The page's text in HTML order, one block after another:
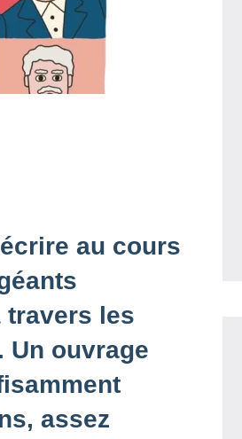
au cours
travers les
Un ouvrage
assez